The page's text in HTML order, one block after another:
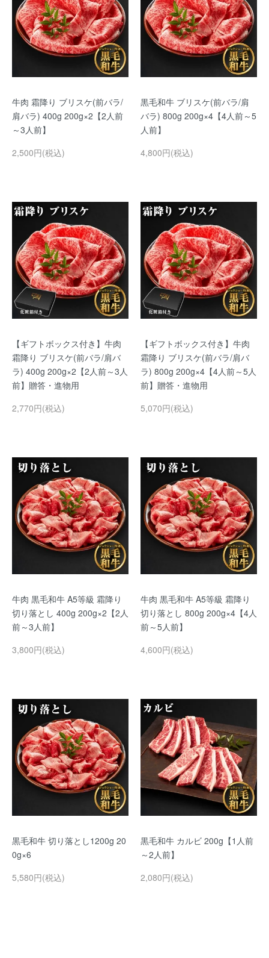
牛肉 霜降り ブリスケ(前バラ/
肩バラ) 400g 200g×2【2人前
～3人前】
2,500円(税込)
黒毛和牛 ブリスケ(前バラ/肩
バラ) 800g 200g×4【4人前～5
人前】
4,800円(税込)
【ギフトボックス付き】牛肉
霜降り ブリスケ(前バラ/肩バ
ラ) 400g 200g×2【2人前～3人
前】贈答・進物用
2,770円(税込)
【ギフトボックス付き】牛肉
霜降り ブリスケ(前バラ/肩バ
ラ) 800g 200g×4【4人前～5人
前】贈答・進物用
5,070円(税込)
牛肉 黒毛和牛 A5等級 霜降り
切り落とし 400g 200g×2【2人
前～3人前】
3,800円(税込)
牛肉 黒毛和牛 A5等級 霜降り
切り落とし 800g 200g×4【4人
前～5人前】
4,600円(税込)
黒毛和牛 切り落とし1200g 20
0g×6
5,580円(税込)
黒毛和牛 カルビ 200g【1人前
～2人前】
2,080円(税込)